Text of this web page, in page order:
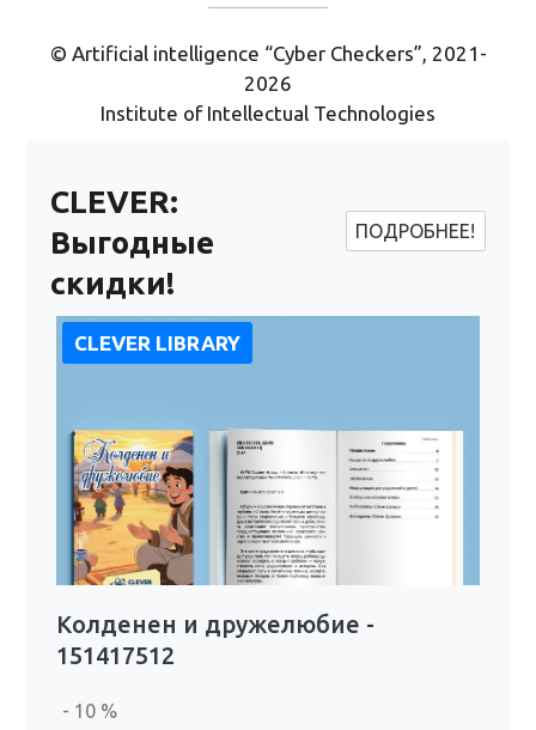
© Artificial intelligence “Cyber Checkers”, 2021-
2026
Institute of Intellectual Technologies
CLEVER:
Выгодные
скидки!
ПОДРОБНЕЕ!
CLEVER LIBRARY
Колденен и дружелюбие -
151417512
- 10 %